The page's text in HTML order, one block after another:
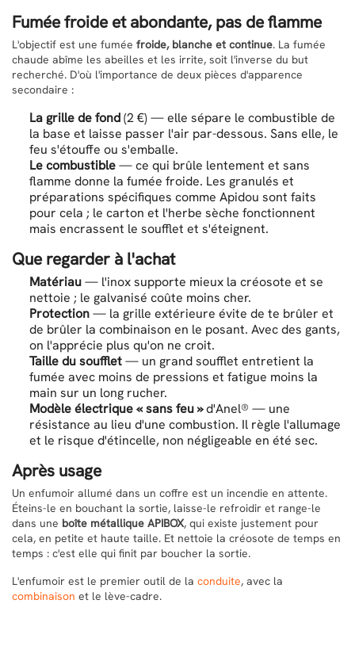
Fumée froide et abondante, pas de flamme
L'objectif est une fumée froide, blanche et continue. La fumée
chaude abîme les abeilles et les irrite, soit l'inverse du but
recherché. D'où l'importance de deux pièces d'apparence
secondaire :
La grille de fond(2 €) — elle sépare le combustible de
la base et laisse passer l'air par-dessous. Sans elle, le
feu s'étouffe ou s'emballe.
Le combustible— ce qui brûle lentement et sans
flamme donne la fumée froide. Les granulés et
préparations spécifiques comme Apidou sont faits
pour cela ; le carton et l'herbe sèche fonctionnent
mais encrassent le soufflet et s'éteignent.
Que regarder à l'achat
Matériau— l'inox supporte mieux la créosote et se
nettoie ; le galvanisé coûte moins cher.
Protection— la grille extérieure évite de te brûler et
de brûler la combinaison en le posant. Avec des gants,
on l'apprécie plus qu'on ne croit.
Taille du soufflet— un grand soufflet entretient la
fumée avec moins de pressions et fatigue moins la
main sur un long rucher.
Modèle électrique « sans feu »d'Anel® — une
résistance au lieu d'une combustion. Il règle l'allumage
et le risque d'étincelle, non négligeable en été sec.
Après usage
Un enfumoir allumé dans un coffre est un incendie en attente.
Éteins-le en bouchant la sortie, laisse-le refroidir et range-le
dans une boîte métallique APIBOX, qui existe justement pour
cela, en petite et haute taille. Et nettoie la créosote de temps en
temps : c'est elle qui finit par boucher la sortie.
L'enfumoir est le premier outil de la conduite, avec la
combinaison et le lève-cadre.